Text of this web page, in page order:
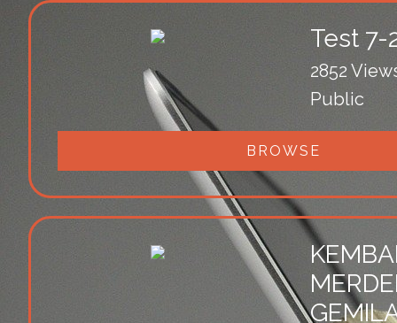
Test 7-
2852
Public
BROWSE